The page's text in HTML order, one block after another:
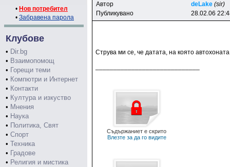
• Нов потребител
• Забравена парола
Клубове
• Dir.bg
• Взаимопомощ
• Горещи теми
• Компютри и Интернет
• Контакти
• Култура и изкуство
• Мнения
• Наука
• Политика, Свят
• Спорт
• Техника
• Градове
• Религия и мистика
Автор
deLake (sir)
Публикувано
28.02.06
Струва ми се, че датата, на която
Съдържаниет е скрито
Влезте за да го видите